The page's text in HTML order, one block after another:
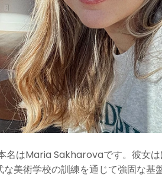
名はMaria Sakharovaです。彼女
美術学校の訓練を通じて強固な基